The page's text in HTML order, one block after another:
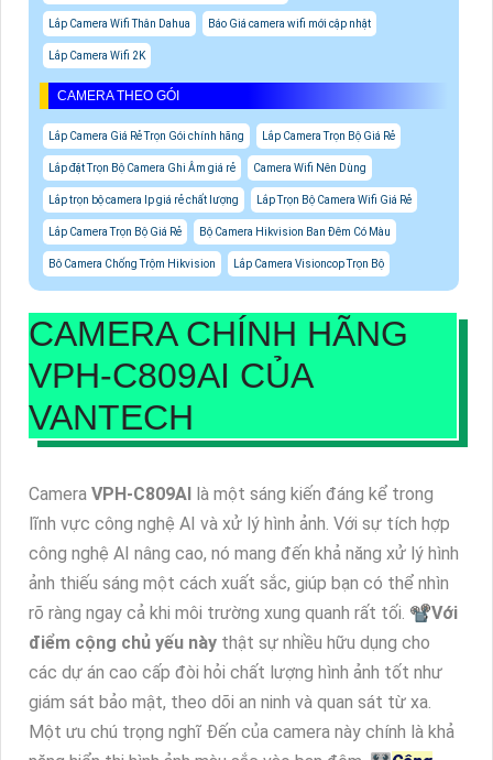
Lắp Camera Wifi Thân Dahua Báo Giá camera wifi mới cập nhật
Lắp Camera Wifi 2K
CAMERA THEO GÓI
Lắp Camera Giá Rẻ Trọn Gói chính hãng Lắp Camera Trọn Bộ Giá Rẻ
Lắp đặt Trọn Bộ Camera Ghi Âm giá rẻ Camera Wifi Nên Dùng
Lắp trọn bộ camera Ip giá rẻ chất lượng Lắp Trọn Bộ Camera Wifi Giá Rẻ
Lắp Camera Trọn Bộ Giá Rẻ Bộ Camera Hikvision Ban Đêm Có Màu
Bô Camera Chống Trộm Hikvision Lắp Camera Visioncop Trọn Bộ
CAMERA CHÍNH HÃNG
VPH-C809AI CỦA
VANTECH
Camera VPH-C809AI
là một sáng kiến đáng kể trong
lĩnh vực công nghệ AI và xử lý hình ảnh. Với sự tích hợp
công nghệ AI nâng cao, nó mang đến khả năng xử lý hình
ảnh thiếu sáng một cách xuất sắc, giúp bạn có thể nhìn
rõ ràng ngay cả khi môi trường xung quanh rất tối. 📽Với
điểm cộng chủ yếu này thật sự nhiều hữu dụng cho
các dự án cao cấp đòi hỏi chất lượng hình ảnh tốt như
giám sát bảo mật, theo dõi an ninh và quan sát từ xa.
Một ưu chú trọng nghĩ Đến của camera này chính là khả